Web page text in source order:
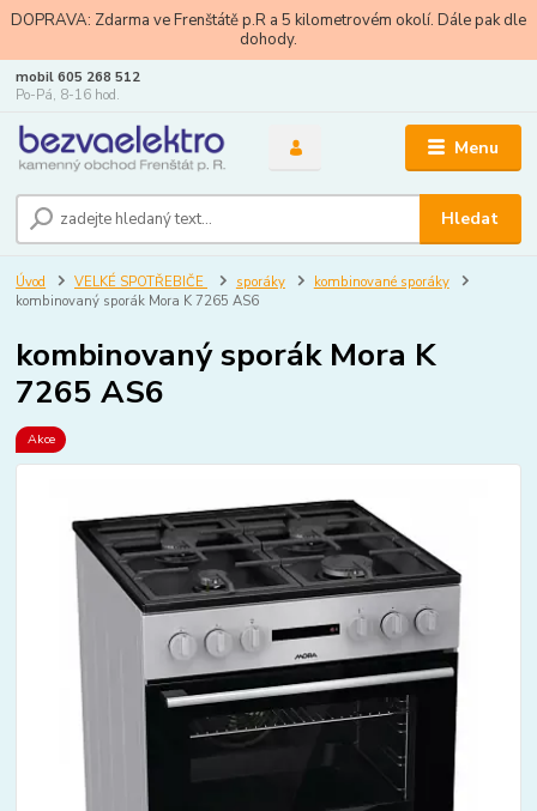
DOPRAVA: Zdarma ve Frenštátě p.R a 5 kilometrovém okolí. Dále pak dle
dohody.
Menu
Hledat
mobil 605 268 512
Po-Pá, 8-16 hod.
Úvod VELKÉ SPOTŘEBIČE sporáky
kombinované sporáky
kombinovaný sporák Mora K 7265 AS6
kombinovaný sporák Mora K
7265 AS6
Akce